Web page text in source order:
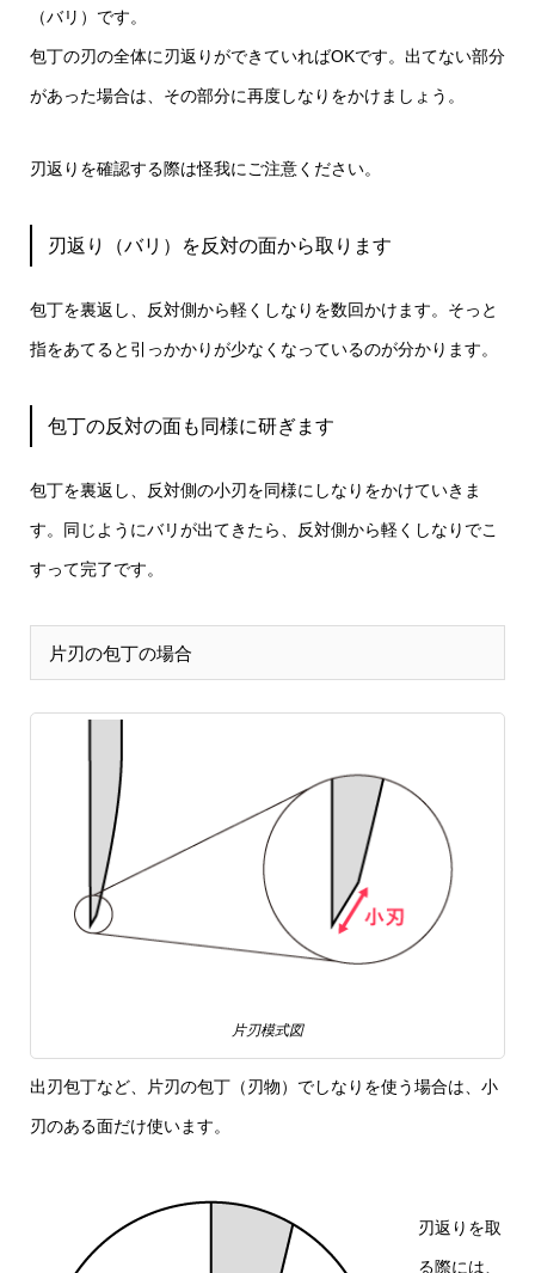
（バリ）です。
包丁の刃の全体に刃返りができていればOKです。出てない部分
があった場合は、その部分に再度しなりをかけましょう。
刃返りを確認する際は怪我にご注意ください。
刃返り（バリ）を反対の面から取ります
包丁を裏返し、反対側から軽くしなりを数回かけます。そっと
指をあてると引っかかりが少なくなっているのが分かります。
包丁の反対の面も同様に研ぎます
包丁を裏返し、反対側の小刃を同様にしなりをかけていきま
す。同じようにバリが出てきたら、反対側から軽くしなりでこ
すって完了です。
片刃の包丁の場合
片刃模式図
出刃包丁など、片刃の包丁（刃物）でしなりを使う場合は、小
刃のある面だけ使います。
刃返りを取
る際には、